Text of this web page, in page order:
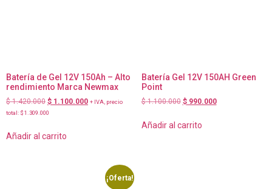
Batería de Gel 12V 150Ah – Alto
rendimiento Marca Newmax
$1.420.000 $ 1.100.000 + IVA, precio
total: $1.309.000
Añadir al carrito
Batería Gel 12V 150AH Green
Point
$1.100.000 $990.000
Añadir al carrito
¡Oferta!